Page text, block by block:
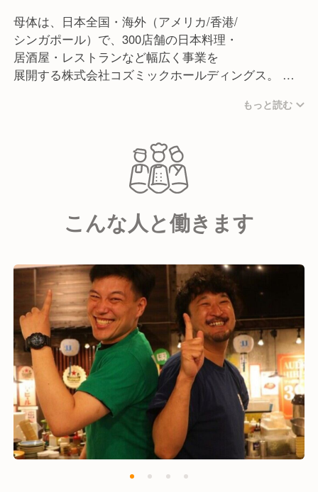
母体は、日本全国・海外（アメリカ/香港/
シンガポール）で、300店舗の日本料理・
居酒屋・レストランなど幅広く事業を
展開する株式会社コズミックホールディングス。
現在は飲食事業のブランド数は100ブランドを超え
●国内直営レストラン事業(居酒屋･カフェなど)
●海外直営レストラン事業
●国内デリバリー・テイクアウト事業
●国内FC事業 / 海外FC事業
など幅広く事業を展開。
『既存ブランドのFC展開』
この二つを軸に、着実に事業を拡大。
もっと読む
こんな人と働きます